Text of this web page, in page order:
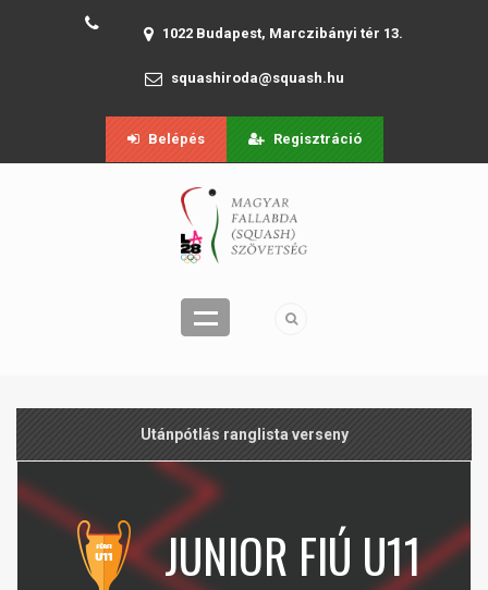
1022 Budapest, Marczibányi tér 13.
squashiroda@squash.hu
Belépés Regisztráció
Utánpótlás ranglista verseny
JUNIOR FIÚ U11